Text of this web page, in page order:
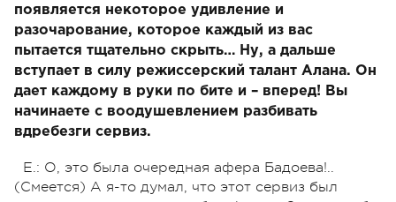
появляется некоторое удивление и
разочарование, которое каждый из вас
пытается тщательно скрыть… Ну, а дальше
вступает в силу режиссерский талант Алана. Он
дает каждому в руки по бите и – вперед! Вы
начинаете с воодушевлением разбивать
вдребезги сервиз.
Е.: О, это была очередная афера Бадоева!..
(Смеется) А я-то думал, что этот сервиз был